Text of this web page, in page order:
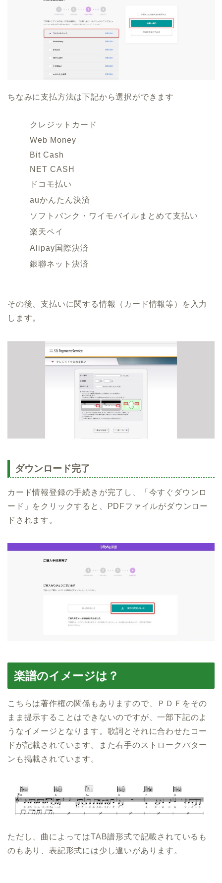
ちなみに支払方法は下記から選択ができます
クレジットカード
Web Money
Bit Cash
NET CASH
ドコモ払い
auかんたん決済
ソフトバンク・ワイモバイルまとめて支払い
楽天ペイ
Alipay国際決済
銀聯ネット決済
その後、支払いに関する情報（カード情報等）を入力
します。
ダウンロード完了
カード情報登録の手続きが完了し、「今すぐダウンロ
ード」をクリックすると、PDFファイルがダウンロー
ドされます。
楽譜のイメージは？
こちらは著作権の関係もありますので、ＰＤＦをその
まま提示することはできないのですが、一部下記のよ
うなイメージとなります。歌詞とそれに合わせたコー
ドが記載されています。また右手のストロークパター
ンも掲載されています。
ただし、曲によってはTAB譜形式で記載されているも
のもあり、表記形式には少し違いがあります。